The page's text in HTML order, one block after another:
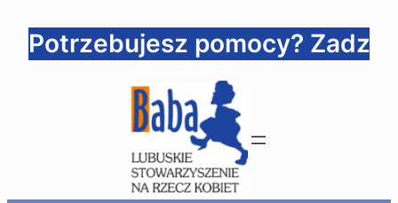
treści
Potrzebujesz pomocy?